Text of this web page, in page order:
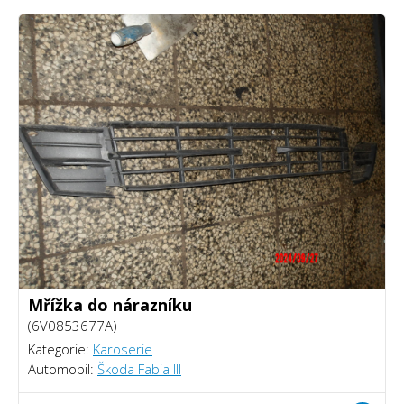
Mřížka do nárazníku
(6V0853677A)
Kategorie: Karoserie
Automobil: Škoda Fabia III